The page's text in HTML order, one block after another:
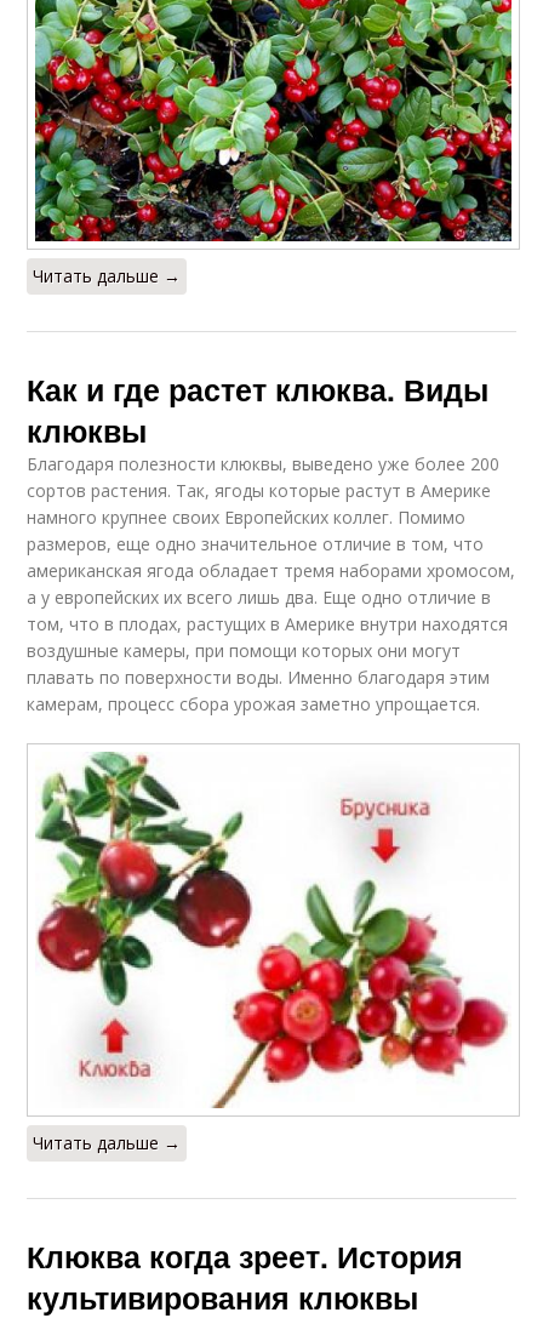
Читать дальше →
Как и где растет клюква. Виды
клюквы
Благодаря полезности клюквы, выведено уже более 200
сортов растения. Так, ягоды которые растут в Америке
намного крупнее своих Европейских коллег. Помимо
размеров, еще одно значительное отличие в том, что
американская ягода обладает тремя наборами хромосом,
а у европейских их всего лишь два. Еще одно отличие в
том, что в плодах, растущих в Америке внутри находятся
воздушные камеры, при помощи которых они могут
плавать по поверхности воды. Именно благодаря этим
камерам, процесс сбора урожая заметно упрощается.
Читать дальше →
Клюква когда зреет. История
культивирования клюквы